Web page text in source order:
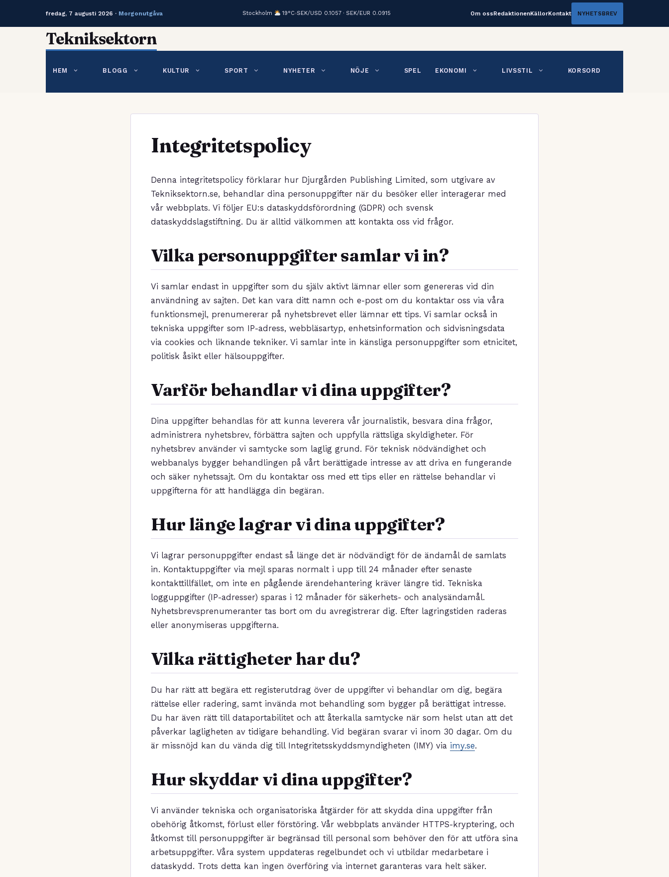
fredag, 7 augusti 2026 · Morgonutgåva Stockholm 19°C SEK/USD 0.1057 · SEK/EUR 0.0915 Om ossRedaktionenKällorKontakt NYHETSBREV
Tekniksektorn
HEM BLOGG KULTUR SPORT NYHETER NÖJE SPEL EKONOMI LIVSSTIL KORSORD
Integritetspolicy
Denna integritetspolicy förklarar hur Djurgården Publishing Limited, som utgivare av
Tekniksektorn.se, behandlar dina personuppgifter när du besöker eller interagerar med
vår webbplats. Vi följer EU:s dataskyddsförordning (GDPR) och svensk
dataskyddslagstiftning. Du är alltid välkommen att kontakta oss vid frågor.
Vilka personuppgifter samlar vi in?
Vi samlar endast in uppgifter som du själv aktivt lämnar eller som genereras vid din
användning av sajten. Det kan vara ditt namn och e-post om du kontaktar oss via våra
funktionsmejl, prenumererar på nyhetsbrevet eller lämnar ett tips. Vi samlar också in
tekniska uppgifter som IP-adress, webbläsartyp, enhetsinformation och sidvisningsdata
via cookies och liknande tekniker. Vi samlar inte in känsliga personuppgifter som etnicitet,
politisk åsikt eller hälsouppgifter.
Varför behandlar vi dina uppgifter?
Dina uppgifter behandlas för att kunna leverera vår journalistik, besvara dina frågor,
administrera nyhetsbrev, förbättra sajten och uppfylla rättsliga skyldigheter. För
nyhetsbrev använder vi samtycke som laglig grund. För teknisk nödvändighet och
webbanalys bygger behandlingen på vårt berättigade intresse av att driva en fungerande
och säker nyhetssajt. Om du kontaktar oss med ett tips eller en rättelse behandlar vi
uppgifterna för att handlägga din begäran.
Hur länge lagrar vi dina uppgifter?
Vi lagrar personuppgifter endast så länge det är nödvändigt för de ändamål de samlats
in. Kontaktuppgifter via mejl sparas normalt i upp till 24 månader efter senaste
kontakttillfället, om inte en pågående ärendehantering kräver längre tid. Tekniska
logguppgifter (IP-adresser) sparas i 12 månader för säkerhets- och analysändamål.
Nyhetsbrevsprenumeranter tas bort om du avregistrerar dig. Efter lagringstiden raderas
eller anonymiseras uppgifterna.
Vilka rättigheter har du?
Du har rätt att begära ett registerutdrag över de uppgifter vi behandlar om dig, begära
rättelse eller radering, samt invända mot behandling som bygger på berättigat intresse.
Du har även rätt till dataportabilitet och att återkalla samtycke när som helst utan att det
påverkar lagligheten av tidigare behandling. Vid begäran svarar vi inom 30 dagar. Om du
är missnöjd kan du vända dig till Integritetsskyddsmyndigheten (IMY) via imy.se.
Hur skyddar vi dina uppgifter?
Vi använder tekniska och organisatoriska åtgärder för att skydda dina uppgifter från
obehörig åtkomst, förlust eller förstöring. Vår webbplats använder HTTPS-kryptering, och
åtkomst till personuppgifter är begränsad till personal som behöver den för att utföra sina
arbetsuppgifter. Våra system uppdateras regelbundet och vi utbildar medarbetare i
dataskydd. Trots detta kan ingen överföring via internet garanteras vara helt säker.